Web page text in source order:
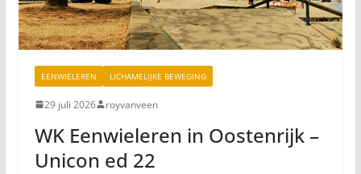
EENWIELEREN LICHAMELIJKE BEWEGING
29 juli 2026 royvanveen
WK Eenwieleren in Oostenrijk –
Unicon ed 22